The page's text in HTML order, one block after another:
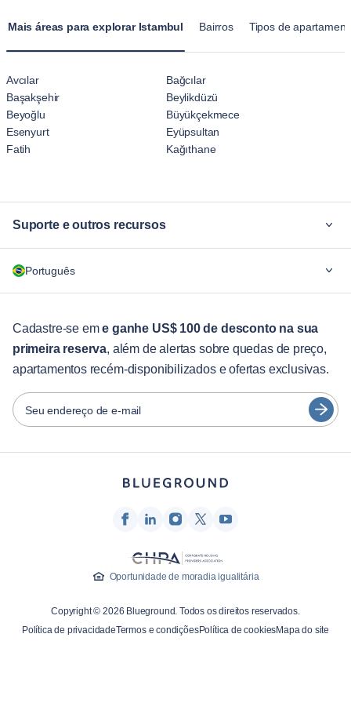
Mais áreas para explorar Istambul Bairros Tipos de
Avcılar
Bağcılar
Başakşehir
Beylikdüzü
Beyoğlu
Büyükçekmece
Esenyurt
Eyüpsultan
Fatih
Kağıthane
Suporte e outros recursos
Para empresas
Serviços aos hóspedes
Guias da cidade
Parceiros
Operadoras de aluguel mobiliado
Influenciadores e afiliados
Carreiras
Português
English
Português
Español
Cadastre-se eme ganhe US$ 100 de desconto na sua
primeira reserva, além de alertas sobre quedas de preço,
apartamentos recém-disponibilizados e ofertas exclusivas.
Seu endereço de e-mail
Oportunidade de moradia igualitária
Copyright © 2026 Blueground. Todos os direitos reservados.
Política de privacidadeTermos e condiçõesPolítica de cookiesMapa do site